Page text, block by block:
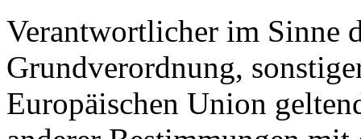
Verantwortlicher im Sinne
Grundverordnung,
Europäischen Union